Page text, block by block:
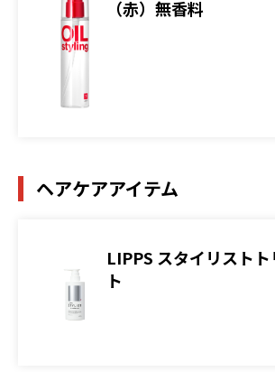
（赤）無香料
ヘアケアアイテム
LIPPS スタイリスト
ト